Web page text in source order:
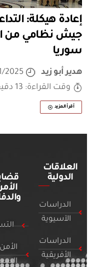
إعادة هيكلة:
جيش نظامي من
سوريا
هدير أبو زيد
2025
وقت القراءة: 13 دقيقة
أقرأ المزيد
العلاقات
الدولية
الدراسات
الآسيوية
الدراسات
الأفريقية
قضايا
الأمن
الأمن